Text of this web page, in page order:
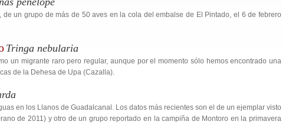
de un grupo de más de 50 aves en la cola del embalse de El Pintado, el 6 de febrero
Tringa nebularia
un migrante raro pero regular, aunque por el momento sólo hemos encontrado una
de la Dehesa de Upa (Cazalla).
en los Llanos de Guadalcanal. Los datos más recientes son el de un ejemplar visto
de 2011) y otro de un grupo reportado en la campiña de Montoro en la primavera